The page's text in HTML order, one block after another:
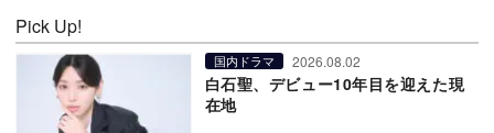
Pick Up!
国内ドラマ 2026.08.02
白石聖、デビュー10年目を迎えた現
在地